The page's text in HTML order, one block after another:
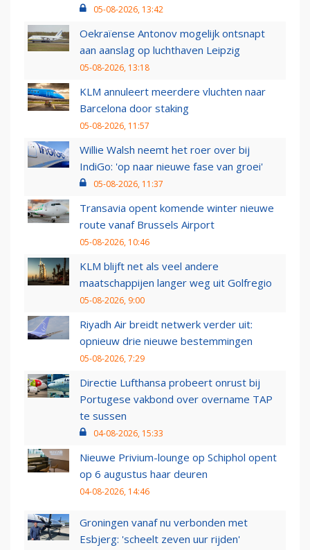
05-08-2026, 13:42
Oekraïense Antonov mogelijk ontsnapt
aan aanslag op luchthaven Leipzig
05-08-2026, 13:18
KLM annuleert meerdere vluchten naar
Barcelona door staking
05-08-2026, 11:57
Willie Walsh neemt het roer over bij
IndiGo: 'op naar nieuwe fase van groei'
05-08-2026, 11:37
Transavia opent komende winter nieuwe
route vanaf Brussels Airport
05-08-2026, 10:46
KLM blijft net als veel andere
maatschappijen langer weg uit Golfregio
05-08-2026, 9:00
Riyadh Air breidt netwerk verder uit:
opnieuw drie nieuwe bestemmingen
05-08-2026, 7:29
Directie Lufthansa probeert onrust bij
Portugese vakbond over overname TAP
te sussen
04-08-2026, 15:33
Nieuwe Privium-lounge op Schiphol opent
op 6 augustus haar deuren
04-08-2026, 14:46
Groningen vanaf nu verbonden met
Esbjerg: 'scheelt zeven uur rijden'